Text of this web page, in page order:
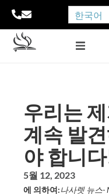
한국어
우리는
계속 발
야 합니
5월 12, 2023
에 의하여:나사렛 뉴스-